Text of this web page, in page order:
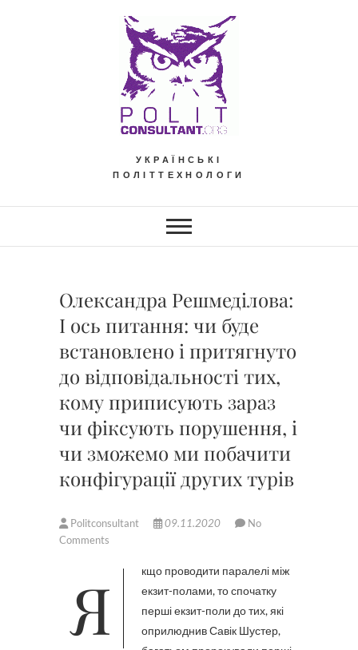
УКРАЇНСЬКІ
ПОЛІТТЕХНОЛОГИ
Олександра Решмеділова:
І ось питання: чи буде
встановлено і притягнуто
до відповідальності тих,
кому приписують зараз
чи фіксують порушення, і
чи зможемо ми побачити
конфігурації других турів
Politconsultant 09.11.2020
No
Comments
Якщо проводити паралелі між
екзит-полами, то спочатку
перші екзит-поли до тих, які
оприлюднив Савік Шустер,